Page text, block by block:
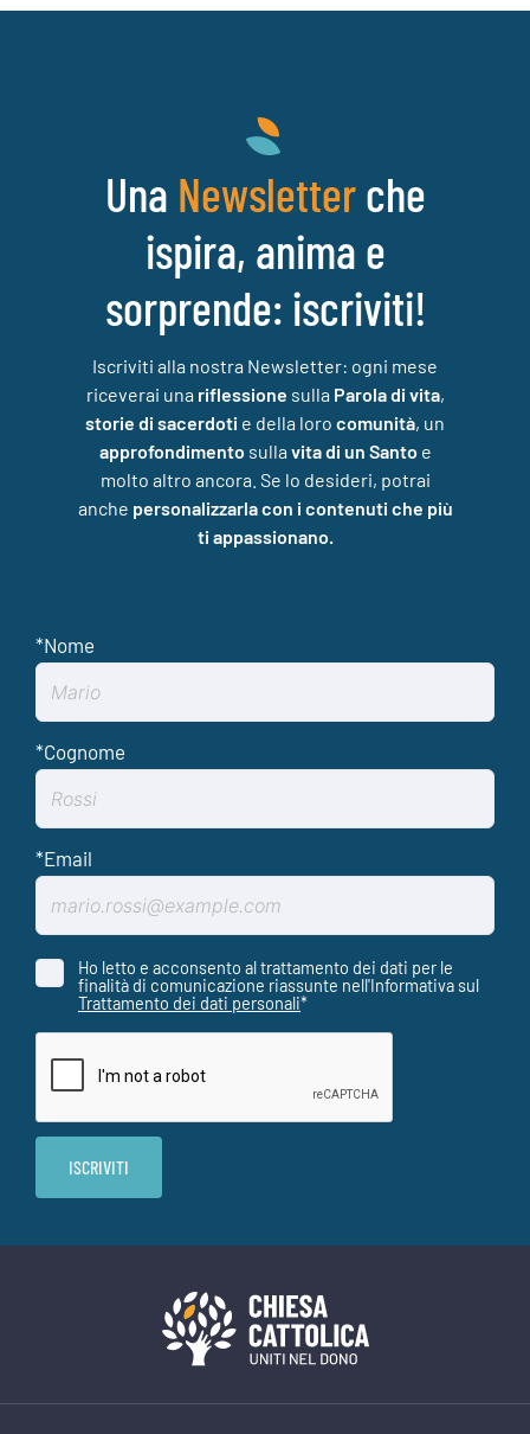
Una Newsletterche
ispira, anima e
sorprende: iscriviti!
Iscriviti alla nostra Newsletter: ogni mese
riceverai una riflessione sulla Parola di vita,
storie di sacerdoti e della loro comunità, un
approfondimento sulla vita di un Santo e
molto altro ancora. Se lo desideri, potrai
anche personalizzarla con i contenuti che più
ti appassionano.
Ho letto e acconsento al trattamento dei dati per le
finalità di comunicazione riassunte nell'Informativa sul
Trattamento dei dati personali*